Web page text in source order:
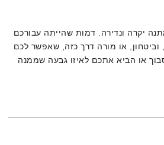
יקרה ונדירה. דמות שהייתה עבורכם
וביטחון, או מורה דרך כזה, שאפשר לכם
או הביא אתכם לאיזו גבעה שממנה